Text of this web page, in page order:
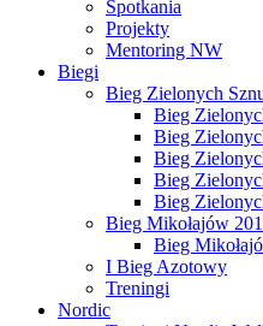
Spotkania
Projekty
Mentoring NW
Biegi
Bieg Zielonych
Bieg
Bieg
Bieg
Bieg
Bieg
Bieg Mikołajów
Bieg
I Bieg Azotowy
Treningi
Nordic